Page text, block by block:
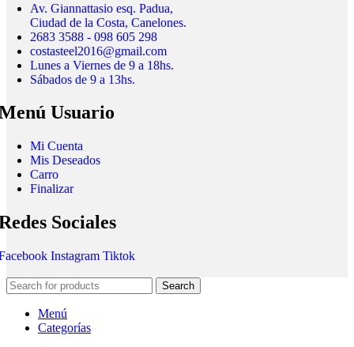
Av. Giannattasio esq. Padua,
Ciudad de la Costa, Canelones.
2683 3588 - 098 605 298
costasteel2016@gmail.com
Lunes a Viernes de 9 a 18hs.
Sábados de 9 a 13hs.
Usuario
Mi Cuenta
Mis Deseados
Carro
Finalizar
Sociales
Instagram Tiktok
Search
Menú
Categorías